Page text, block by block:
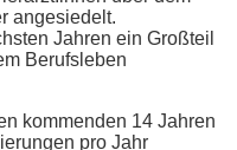
angesiedelt.
Jahren ein Großteil
Berufsleben
kommenden 14 Jahren
pro Jahr